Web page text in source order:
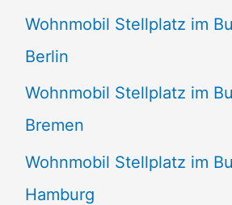
Wohnmobil Stellplatz im
Berlin
Wohnmobil Stellplatz im
Bremen
Wohnmobil Stellplatz im
Hamburg